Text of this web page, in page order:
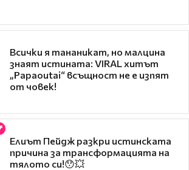
Всички я тананикат, но малцина
знаят истината: VIRAL хитът
„Papaoutai“ всъщност не е изпят
от човек!
Елиът Пейдж разкри истинската
причина за трансформацията на
тялото си!😯💥